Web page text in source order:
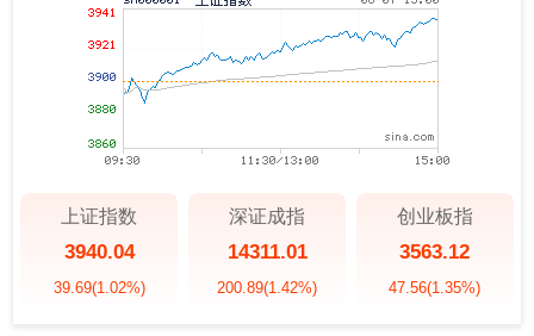
上证指数
3940.04
39.69(1.02%)
深证成指
14311.01
200.89(1.42%)
创业板指
3563.12
47.56(1.35%)